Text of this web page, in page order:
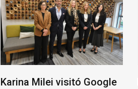
Karina Milei visitó Google